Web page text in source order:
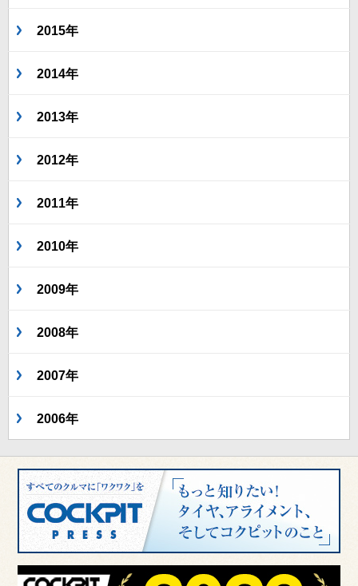
2015年
2014年
2013年
2012年
2011年
2010年
2009年
2008年
2007年
2006年